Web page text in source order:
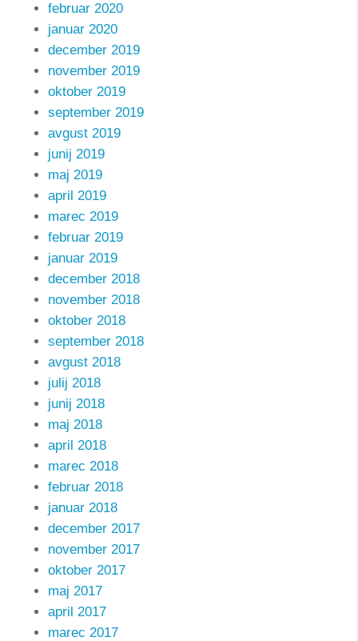
februar 2020
januar 2020
december 2019
november 2019
oktober 2019
september 2019
avgust 2019
junij 2019
maj 2019
april 2019
marec 2019
februar 2019
januar 2019
december 2018
november 2018
oktober 2018
september 2018
avgust 2018
julij 2018
junij 2018
maj 2018
april 2018
marec 2018
februar 2018
januar 2018
december 2017
november 2017
oktober 2017
maj 2017
april 2017
marec 2017